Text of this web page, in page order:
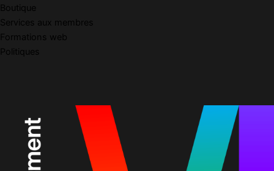
Boutique
Services aux membres
Formations web
Politiques